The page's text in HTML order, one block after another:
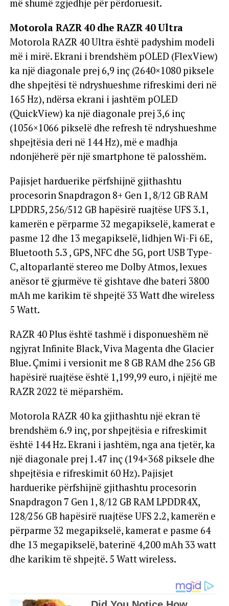
më shumë zgjedhje për përdoruesit.
Motorola RAZR 40 dhe RAZR 40 Ultra
Motorola RAZR 40 Ultra është padyshim modeli
më i mirë. Ekrani i brendshëm pOLED (FlexView)
ka një diagonale prej 6,9 inç (2640×1080 piksele
dhe shpejtësi të ndryshueshme rifreskimi deri në
165 Hz), ndërsa ekrani i jashtëm pOLED
(QuickView) ka një diagonale prej 3,6 inç
(1056×1066 pikselë dhe refresh të ndryshueshme
shpejtësia deri në 144 Hz), më e madhja
ndonjëherë për një smartphone të palosshëm.
Pajisjet harduerike përfshijnë gjithashtu
procesorin Snapdragon 8+ Gen 1, 8/12 GB RAM
LPDDR5, 256/512 GB hapësirë ​​ruajtëse UFS 3.1,
kamerën e përparme 32 megapikselë, kamerat e
pasme 12 dhe 13 megapikselë, lidhjen Wi-Fi 6E,
Bluetooth 5.3 , GPS, NFC dhe 5G, port USB Type-
C, altoparlantë stereo me Dolby Atmos, lexues
anësor të gjurmëve të gishtave dhe bateri 3800
mAh me karikim të shpejtë 33 Watt dhe wireless
5 Watt.
RAZR 40 Plus është tashmë i disponueshëm në
ngjyrat Infinite Black, Viva Magenta dhe Glacier
Blue. Çmimi i versionit me 8 GB RAM dhe 256 GB
hapësirë ​​ruajtëse është 1,199,99 euro, i njëjtë me
RAZR 2022 të mëparshëm.
Motorola RAZR 40 ka gjithashtu një ekran të
brendshëm 6.9 inç, por shpejtësia e rifreskimit
është 144 Hz. Ekrani i jashtëm, nga ana tjetër, ka
një diagonale prej 1.47 inç (194×368 piksele dhe
shpejtësia e rifreskimit 60 Hz). Pajisjet
harduerike përfshijnë gjithashtu procesorin
Snapdragon 7 Gen 1, 8/12 GB RAM LPDDR4X,
128/256 GB hapësirë ​​ruajtëse UFS 2.2, kamerën e
përparme 32 megapikselë, kamerat e pasme 64
dhe 13 megapikselë, baterinë 4,200 mAh 33 watt
dhe karikim të shpejtë. 5 Watt wireless.